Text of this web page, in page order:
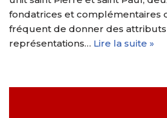
fondatrices et complémentaires
fréquent de donner des
représentations… Lire la suite »